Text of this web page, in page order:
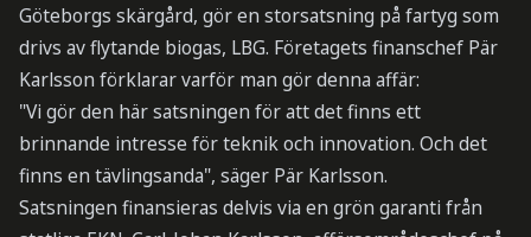
Göteborgs skärgård, gör en storsatsning på fartyg som
drivs av flytande biogas, LBG. Företagets finanschef Pär
Karlsson förklarar varför man gör denna affär:
"Vi gör den här satsningen för att det finns ett
brinnande intresse för teknik och innovation. Och det
finns en tävlingsanda", säger Pär Karlsson.
Satsningen finansieras delvis via en grön garanti från